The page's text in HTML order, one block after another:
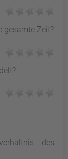
gesamte Zeit?
des